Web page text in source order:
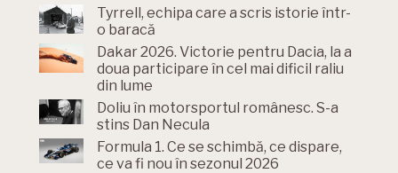
Tyrrell, echipa care a scris istorie într-
o baracă
Dakar 2026. Victorie pentru Dacia, la a
doua participare în cel mai dificil raliu
din lume
Doliu în motorsportul românesc. S-a
stins Dan Necula
Formula 1. Ce se schimbă, ce dispare,
ce va fi nou în sezonul 2026